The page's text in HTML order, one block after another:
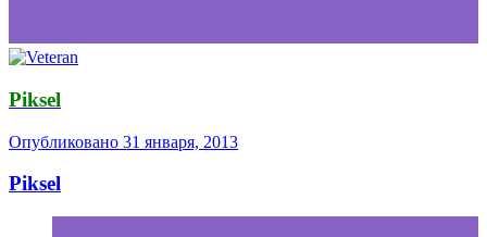
Piksel
Опубликовано 31 января, 2013
Piksel